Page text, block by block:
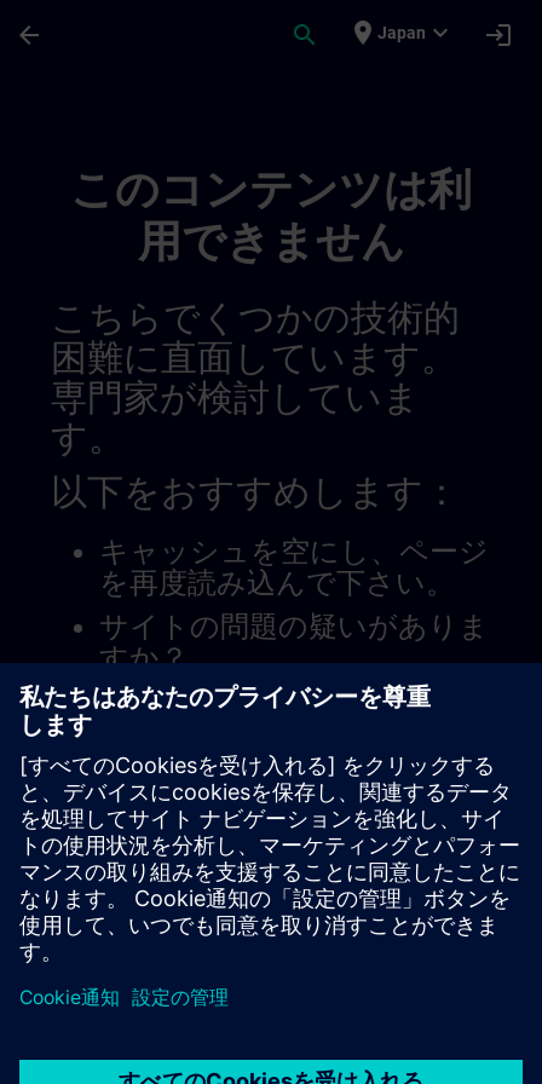
arrow_back search place Japan expand_more login
このコンテンツは利
用できません
こちらでくつかの技術的
困難に直面しています。
専門家が検討していま
す。
以下をおすすめします：
キャッシュを空にし、ページ
を再度読み込んで下さい。
サイトの問題の疑いがありま
すか？
問題を報告